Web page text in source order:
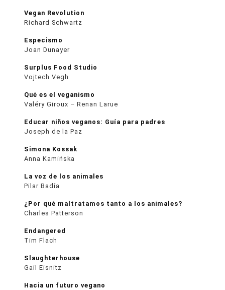
Vegan Revolution
Richard Schwartz
Especismo
Joan Dunayer
Surplus Food Studio
Vojtech Vegh
Qué es el veganismo
Valéry Giroux – Renan Larue
Educar niños veganos: Guía para padres
Joseph de la Paz
Simona Kossak
Anna Kamińska
La voz de los animales
Pilar Badía
¿Por qué maltratamos tanto a los animales?
Charles Patterson
Endangered
Tim Flach
Slaughterhouse
Gail Eisnitz
Hacia un futuro vegano